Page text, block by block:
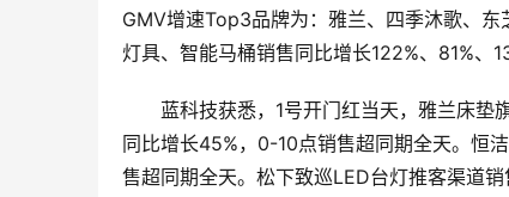
GMV增速Top3品牌为：雅兰、四季沐歌、
灯具、智能马桶销售同比增长122%、81%、
蓝科技获悉，1号开门红当天，雅兰床垫
同比增长45%，0-10点销售超同期全天。恒
售超同期全天。松下致巡LED台灯推客渠道销